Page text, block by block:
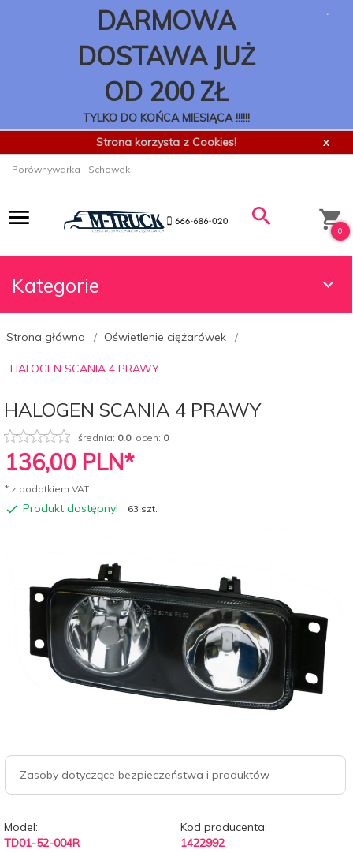
DARMOWA
DOSTAWA JUŻ
OD 200 ZŁ
TYLKO DO KOŃCA MIESIĄCA !!!!!!
.
Strona korzysta z Cookies! x
Porównywarka Schowek
0
Kategorie
Strona główna Oświetlenie ciężarówek
HALOGEN SCANIA 4 PRAWY
HALOGEN SCANIA 4 PRAWY
średnia: 0.0ocen: 0
136,00 PLN*
* z podatkiem VAT
Produkt dostępny! 63 szt.
Zasoby dotyczące bezpieczeństwa i produktów
Model:
TD01-52-004R
Kod producenta:
1422992